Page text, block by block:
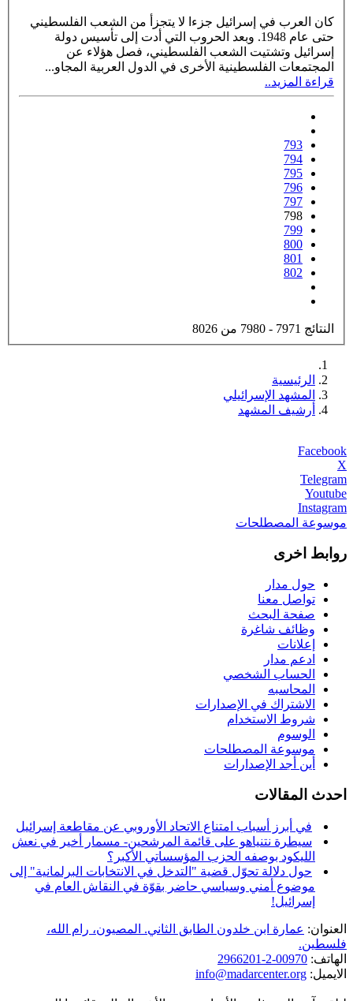
كان العرب في إسرائيل جزءا لا يتجزأ من الشعب الفلسطيني
حتى عام 1948. وبعد الحروب التي أدت إلى تأسيس دولة
إسرائيل وتشتيت الشعب الفلسطيني، فصل هؤلاء عن
المجتمعات الفلسطينية الأخرى في الدول العربية المجاو...
قراءة المزيد..
793
794
795
796
797
798
799
800
801
802
النتائج 7971 - 7980 من 8026
الرئيسية
المشهد الإسرائيلي
أرشيف المشهد
Facebook
X
Telegram
Youtube
Instagram
موسوعة المصطلحات
روابط اخرى
حول مدار
تواصل معنا
صفحة البحث
وظائف شاغرة
إعلانات
ادعم مدار
الحساب الشخصي
المحاسبه
الاشتراك في الإصدارات
شروط الاستخدام
الوسوم
موسوعة المصطلحات
أين أجد الإصدارات
احدث المقالات
في أبرز أسباب امتناع الاتحاد الأوروبي عن مقاطعة إسرائيل
سيطرة نتنياهو على قائمة المرشحين- مسمار أخير في نعش
الليكود بوصفه الحزب المؤسساتي الأكبر؟
حول دلالة تحوّل قضية "التدخل في الانتخابات البرلمانية" إلى
موضوع أمني وسياسي حاضر بقوّة في النقاش العام في
إسرائيل!
العنوان: عمارة ابن خلدون الطابق الثاني. المصيون، رام الله،
فلسطين.
الهاتف: 00970-2-2966201
الايميل: info@madarcenter.org